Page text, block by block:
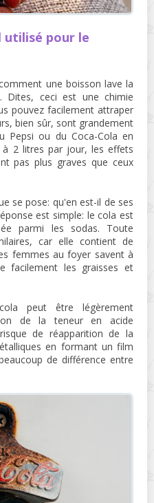
utilisé pour le
une boisson lave la
Dites, ceci est une chimie
pouvez facilement attraper
bien sûr, sont grandement
Pepsi ou du Coca-Cola en
2 litres par jour, les effets
pas plus graves que ceux
se pose: qu'en est-il de ses
est simple: le cola est
parmi les sodas. Toute
car elle contient de
femmes au foyer savent à
facilement les graisses et
peut être légèrement
de la teneur en acide
de réapparition de la
en formant un film
de différence entre